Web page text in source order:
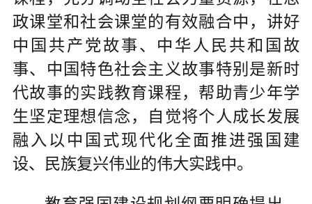
政课堂和社会课堂的有效融合中，讲好
中国共产党故事、中华人民共和国故
事、中国特色社会主义故事特别是新时
代故事的实践教育课程，帮助青少年学
生坚定理想信念，自觉将个人成长发展
融入以中国式现代化全面推进强国建
设、民族复兴伟业的伟大实践中。